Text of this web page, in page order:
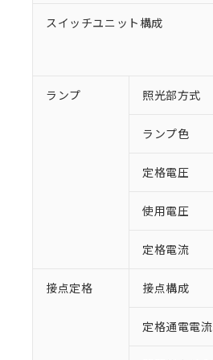
スイッチユニット構成
ランプ 照光部方式
ランプ色
定格電圧
使用電圧
定格電流
接点定格 接点構成
定格通電電流